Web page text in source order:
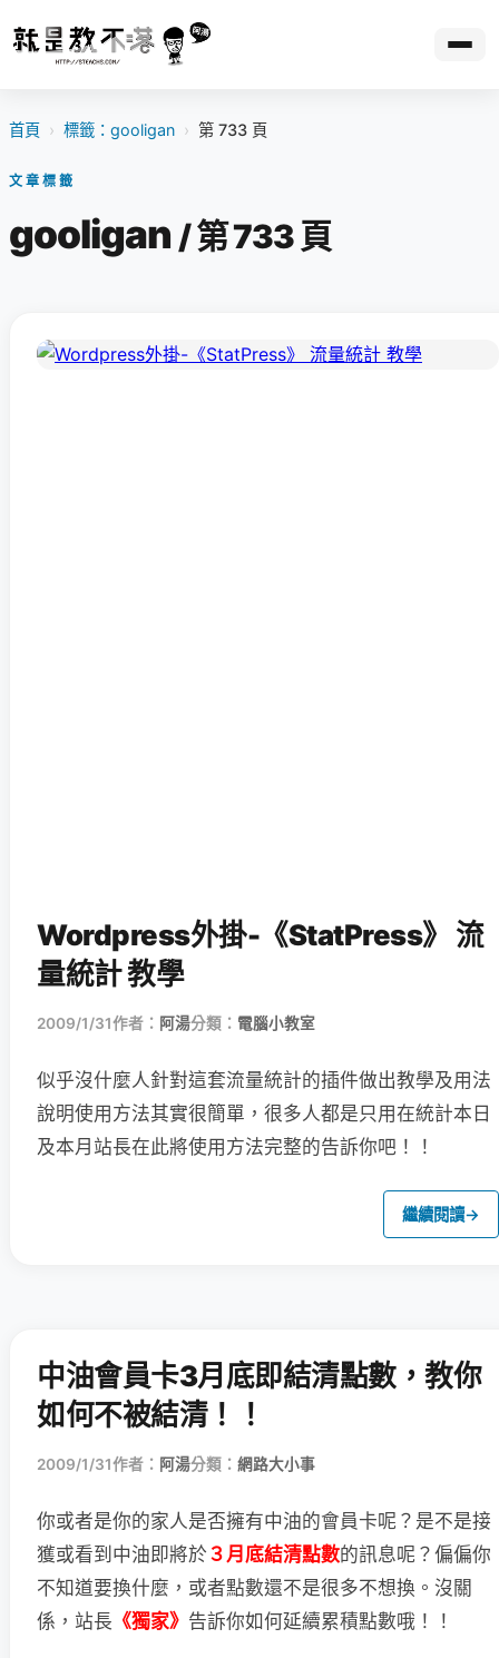
首頁 › 標籤：gooligan › 第 733 頁
文章標籤
gooligan / 第 733 頁
Wordpress外掛-《StatPress》 流
量統計 教學
2009/1/31作者： 阿湯分類： 電腦小教室
似乎沒什麼人針對這套流量統計的插件做出教學及用法
說明使用方法其實很簡單，很多人都是只用在統計本日
及本月站長在此將使用方法完整的告訴你吧！！
繼續閱讀→
中油會員卡3月底即結清點數，教你
如何不被結清！！
2009/1/31作者： 阿湯分類： 網路大小事
你或者是你的家人是否擁有中油的會員卡呢？ 是不是接
獲或看到中油即將於 ３月底結清點數的訊息呢？ 偏偏你
不知道要換什麼，或者點數還不是很多不想換。 沒關
係，站長 《獨家》 告訴你如何延續累積點數哦！！